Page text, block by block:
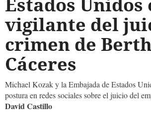
vigilante del
crimen de
Cáceres
Michael Kozak y la Embajada de Estados
postura en redes sociales sobre el juicio del
David Castillo